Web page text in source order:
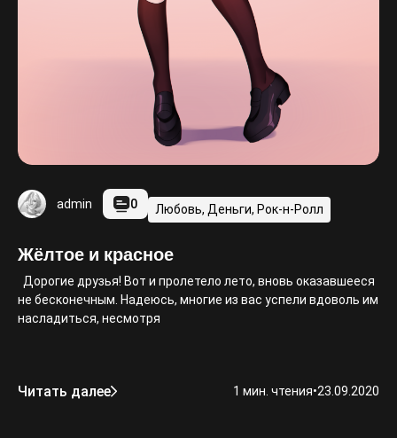
admin 0 Любовь, Деньги, Рок-н-Ролл
Жёлтое и красное
Дорогие друзья! Вот и пролетело лето, вновь оказавшееся
не бесконечным. Надеюсь, многие из вас успели вдоволь им
насладиться, несмотря
Читать далее 1 мин. чтения•23.09.2020